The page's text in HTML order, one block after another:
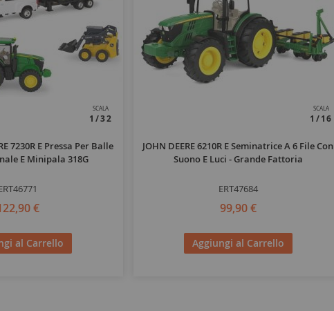
SCALA
1/32
7230R E Pressa Per Balle
E Minipala 318G
€
al Carrello
SCALA
1/16
JOHN DEERE 6210R E Seminatrice A 6 File Con
Suono E Luci - Grande Fattoria
ERT47684
99,90 €
Aggiungi al Carrello